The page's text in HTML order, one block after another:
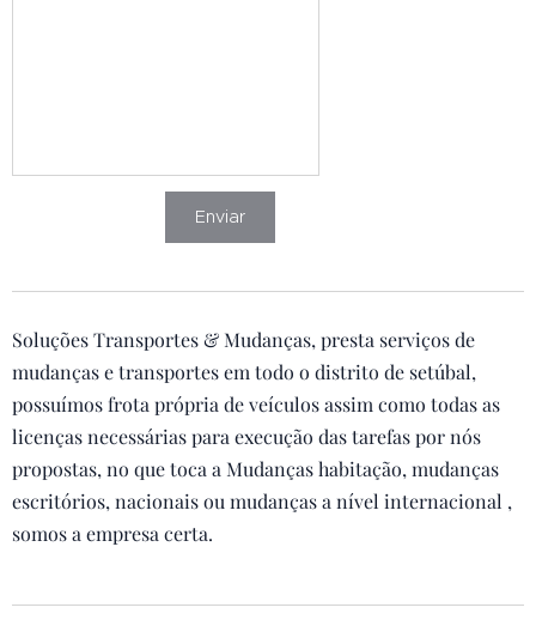
Enviar
Soluções Transportes & Mudanças, presta serviços de
mudanças e transportes em todo o distrito de setúbal,
possuímos frota própria de veículos assim como todas as
licenças necessárias para execução das tarefas por nós
propostas, no que toca a Mudanças habitação, mudanças
escritórios, nacionais ou mudanças a nível internacional ,
somos a empresa certa.